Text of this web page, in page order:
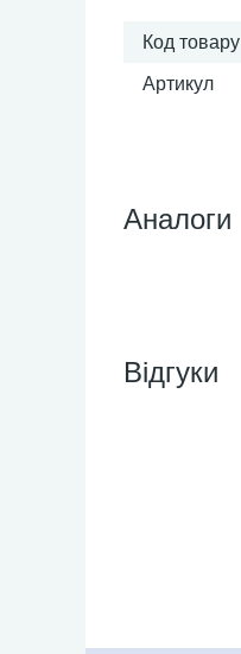
Код товару
Артикул
Аналоги
Відгуки